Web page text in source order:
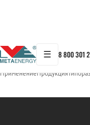
☰ 8 800 301
← Продукция/
ПрименениеПродукция